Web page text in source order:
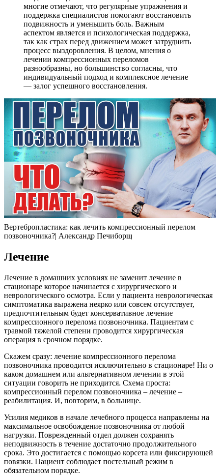
многие отмечают, что регулярные упражнения и
поддержка специалистов помогают восстановить
подвижность и уменьшить боль. Важным
аспектом является и психологическая поддержка,
так как страх перед движением может затруднить
процесс выздоровления. В целом, мнения о
лечении компрессионных переломов
разнообразны, но большинство согласны, что
индивидуальный подход и комплексное лечение
— залог успешного восстановления.
Вертебропластика: как лечить компрессионный перелом
позвоночника?| Александр Печиборщ
Лечение
Лечение в домашних условиях не заменит лечение в
стационаре которое начинается с хирургического и
неврологического осмотра. Если у пациента неврологическая
симптоматика выражена неярко или совсем отсутствует,
предпочтительным будет консервативное лечение
компрессионного перелома позвоночника. Пациентам с
травмой тяжелой степени проводится хирургическая
операция в срочном порядке.
Скажем сразу: лечение компрессионного перелома
позвоночника проводится исключительно в стационаре! Ни о
каком домашнем или альтернативном лечении в этой
ситуации говорить не приходится. Схема проста:
компрессионный перелом позвоночника – лечение –
реабилитация. И, повторим, в больнице.
Усилия медиков в начале лечебного процесса направлены на
максимальное освобождение позвоночника от любой
нагрузки. Поврежденный отдел должен сохранять
неподвижность в течение достаточно продолжительного
срока. Это достигается с помощью корсета или фиксирующей
повязки. Пациент соблюдает постельный режим в
обязательном порядке.